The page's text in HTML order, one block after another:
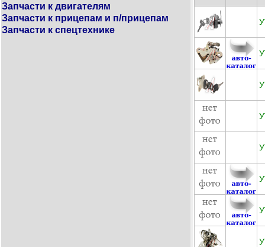
Запчасти к двигателям
Запчасти к прицепам и п/прицепам
Запчасти к спецтехнике